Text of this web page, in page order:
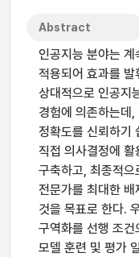
Abstract
인공지능 분야는 계
적용되어 효과를
상대적으로 인공지
경험에 의존하는데
정확도를 신뢰하기
직접 의사결정에
구축하고, 최종적
전문가를 최대한
것을 목표로 한다.
구역화를 선행 조
모델 훈련 및 평가